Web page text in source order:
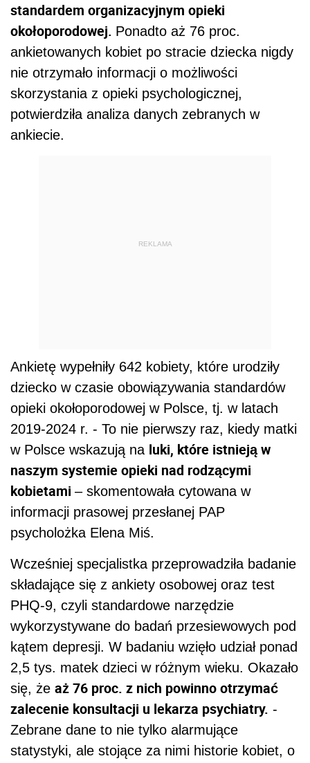
standardem organizacyjnym opieki
okołoporodowej. Ponadto aż 76 proc.
ankietowanych kobiet po stracie dziecka nigdy
nie otrzymało informacji o możliwości
skorzystania z opieki psychologicznej,
potwierdziła analiza danych zebranych w
ankiecie.
REKLAMA
Ankietę wypełniły 642 kobiety, które urodziły
dziecko w czasie obowiązywania standardów
opieki okołoporodowej w Polsce, tj. w latach
2019-2024 r. - To nie pierwszy raz, kiedy matki
w Polsce wskazują na luki, które istnieją w
naszym systemie opieki nad rodzącymi
kobietami – skomentowała cytowana w
informacji prasowej przesłanej PAP
psycholożka Elena Miś.
Wcześniej specjalistka przeprowadziła badanie
składające się z ankiety osobowej oraz test
PHQ-9, czyli standardowe narzędzie
wykorzystywane do badań przesiewowych pod
kątem depresji. W badaniu wzięło udział ponad
2,5 tys. matek dzieci w różnym wieku. Okazało
się, że aż 76 proc. z nich powinno otrzymać
zalecenie konsultacji u lekarza psychiatry. -
Zebrane dane to nie tylko alarmujące
statystyki, ale stojące za nimi historie kobiet, o